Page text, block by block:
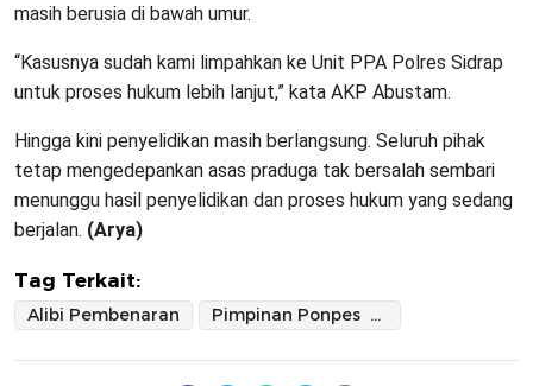
masih berusia di bawah umur.
“Kasusnya sudah kami limpahkan ke Unit PPA Polres Sidrap
untuk proses hukum lebih lanjut,” kata AKP Abustam.
Hingga kini penyelidikan masih berlangsung. Seluruh pihak
tetap mengedepankan asas praduga tak bersalah sembari
menunggu hasil penyelidikan dan proses hukum yang sedang
berjalan. (Arya)
Tag Terkait:
Alibi Pembenaran Pimpinan Ponpes Baru Imam Safi'i Coba Alihkan Perhatian Sorotan Publik